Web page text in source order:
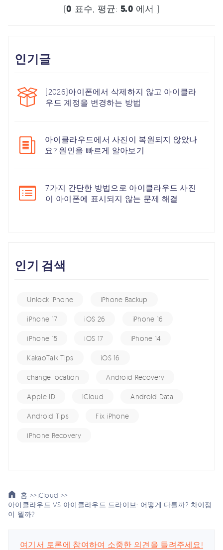
(0 표수, 평균: 5.0 에서 )
인기글
[2026]아이폰에서 삭제하지 않고 아이클라
우드 계정을 변경하는 방법
아이클라우드에서 사진이 복원되지 않았나
요? 원인을 빠르게 알아보기
7가지 간단한 방법으로 아이클라우드 사진
이 아이폰에 표시되지 않는 문제 해결
인기 검색
Unlock iPhone iPhone Backup
iPhone 17 iOS 26 iPhone 16
iPhone 15 iOS 17 iPhone 14
KakaoTalk Tips iOS 16
change location Android Recovery
Apple ID iCloud Android Data
Android Tips Fix iPhone
iPhone Recovery
홈 >>iCloud >>
아이클라우드 VS 아이클라우드 드라이브: 어떻게 다를까? 차이점
이 뭘까?
여기서 토론에 참여하여 소중한 의견을 들려주세요!